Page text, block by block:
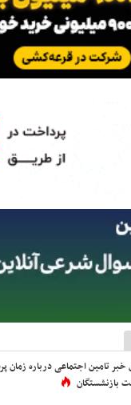
خبر تامین اجتماعی درباره
بازنشستگان